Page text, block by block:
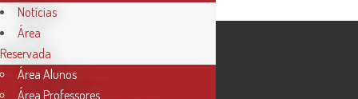
Notícias
Área
Reservada
Área Alunos
Área Professores